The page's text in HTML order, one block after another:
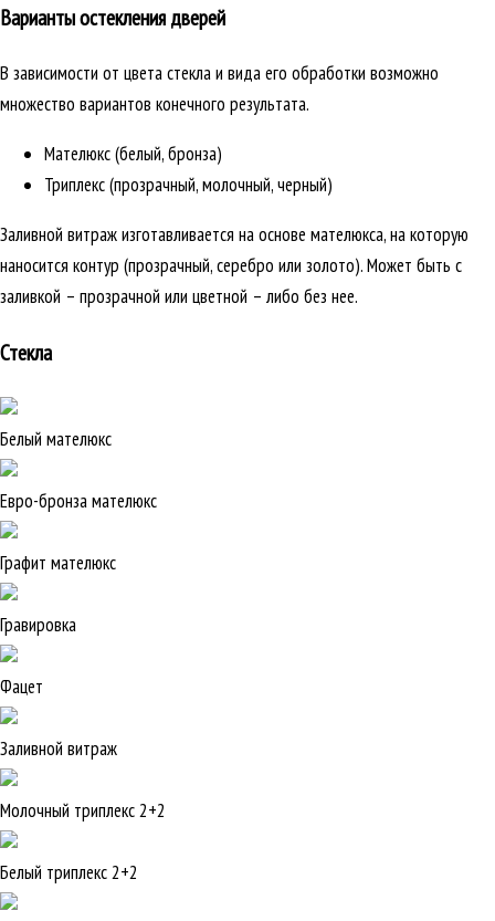
Варианты остекления дверей
В зависимости от цвета стекла и вида его обработки возможно
множество вариантов конечного результата.
Мателюкс (белый, бронза)
Триплекс (прозрачный, молочный, черный)
Заливной витраж изготавливается на основе мателюкса, на которую
наносится контур (прозрачный, серебро или золото). Может быть с
заливкой – прозрачной или цветной – либо без нее.
Стекла
Белый мателюкс
Евро-бронза мателюкс
Графит мателюкс
Гравировка
Фацет
Заливной витраж
Молочный триплекс 2+2
Белый триплекс 2+2